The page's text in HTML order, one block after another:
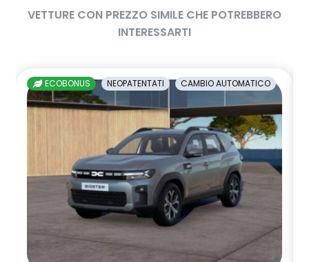
VETTURE CON PREZZO SIMILE CHE POTREBBERO
INTERESSARTI
ECOBONUS NEOPATENTATI CAMBIO AUTOMATICO